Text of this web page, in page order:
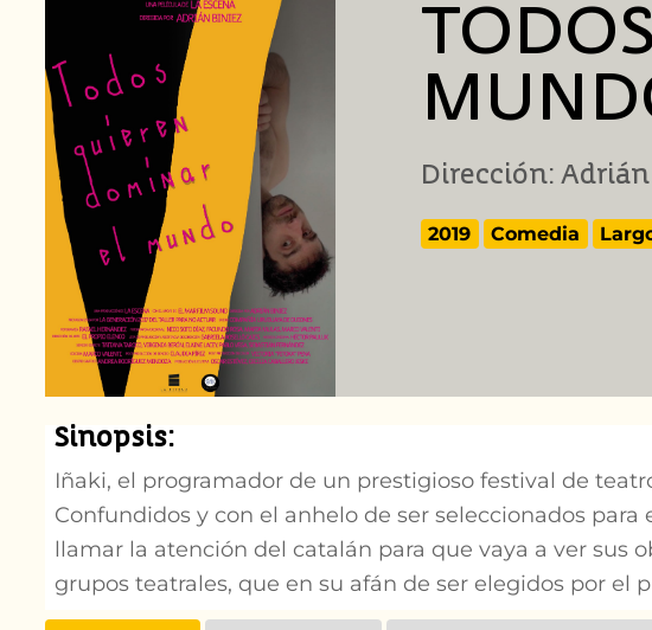
Dirección:
2019 Comedia
Sinopsis:
Iñaki, el programador de un prestigioso festival de
Confundidos y con el anhelo de ser seleccionados
llamar la atención del catalán para que vaya a ver sus
grupos teatrales, que en su afán de ser elegidos por el